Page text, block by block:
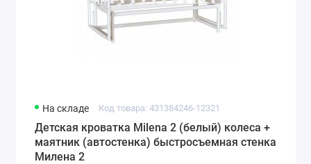
На складе Код товара: 431384246-12321
Детская кроватка Milena 2 (белый) колеса +
маятник (автостенка) быстросъемная стенка
Милена 2